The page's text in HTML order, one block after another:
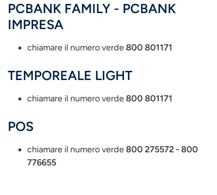
PCBANK FAMILY - PCBANK
IMPRESA
chiamare il numero verde 800 801171
TEMPOREALE LIGHT
chiamare il numero verde 800 801171
POS
chiamare il numero verde 800 275572 - 800
776655